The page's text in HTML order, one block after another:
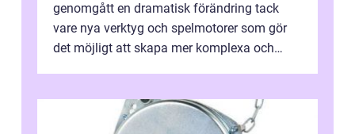
genomgått en dramatisk förändring tack
vare nya verktyg och spelmotorer som gör
det möjligt att skapa mer komplexa och